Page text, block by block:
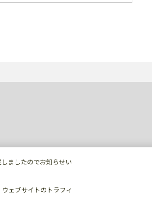
ましたのでお知らせい
ェブサイトのトラフィ